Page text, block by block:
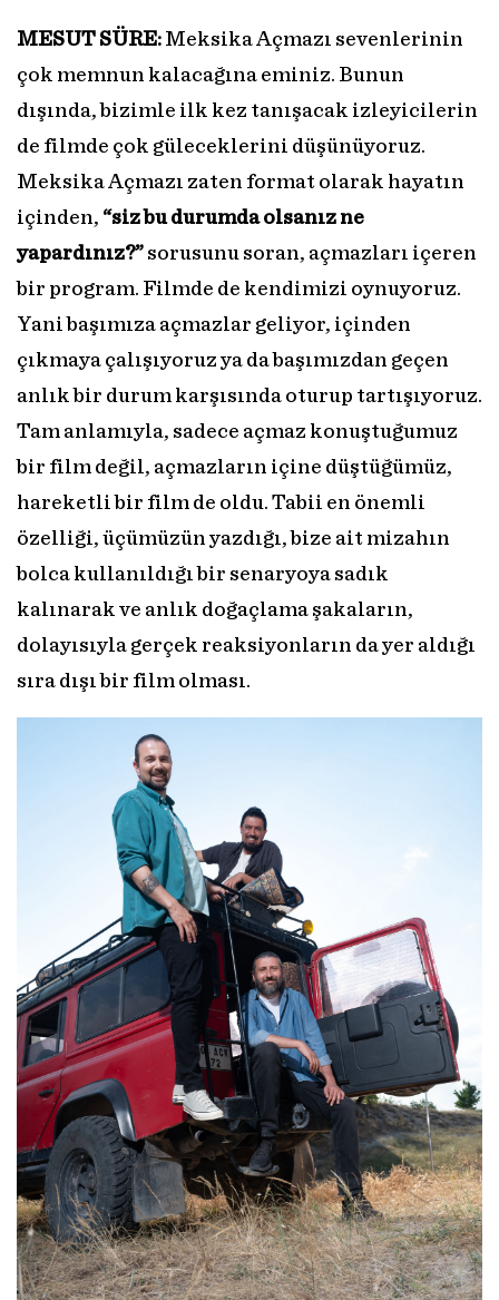
MESUT SÜRE: Meksika Açmazı sevenlerinin
çok memnun kalacağına eminiz. Bunun
dışında, bizimle ilk kez tanışacak izleyicilerin
de filmde çok güleceklerini düşünüyoruz.
Meksika Açmazı zaten format olarak hayatın
içinden, “siz bu durumda olsanız ne
yapardınız?” sorusunu soran, açmazları içeren
bir program. Filmde de kendimizi oynuyoruz.
Yani başımıza açmazlar geliyor, içinden
çıkmaya çalışıyoruz ya da başımızdan geçen
anlık bir durum karşısında oturup tartışıyoruz.
Tam anlamıyla, sadece açmaz konuştuğumuz
bir film değil, açmazların içine düştüğümüz,
hareketli bir film de oldu. Tabii en önemli
özelliği, üçümüzün yazdığı, bize ait mizahın
bolca kullanıldığı bir senaryoya sadık
kalınarak ve anlık doğaçlama şakaların,
dolayısıyla gerçek reaksiyonların da yer aldığı
sıra dışı bir film olması.